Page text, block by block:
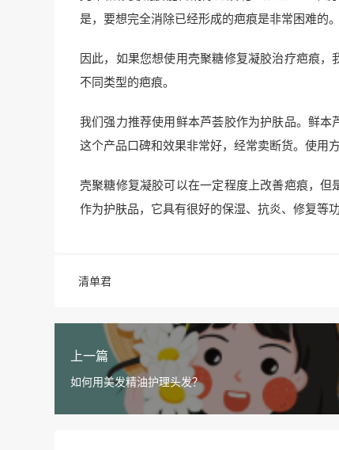
是，要想完全消除已经形成的疤痕是非常困难的。
因此，如果您想使用壳聚糖修复凝胶治疗疤痕
不同类型的疤痕。
我们强力推荐使用鲜本芦荟胶作为护肤品。鲜本
这个产品口碑和效果非常好，经常卖断货。使用
壳聚糖修复凝胶可以在一定程度上改善疤痕，
作为护肤品，它具有很好的保湿、抗炎、修复等
清单君
上一篇
如何用美发精油护理头发？